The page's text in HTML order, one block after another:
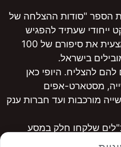
הספר "סודות ההצלחה של
ייחודי שעתיד להפגיש
בצורה אותנטית ובלתי אמצעית את סיפורם של 100
בישראל.
להצליח. היופי כאן
מסטארט-אפים
מורכבות ועד חברות ענק
שלקחו חלק במסע